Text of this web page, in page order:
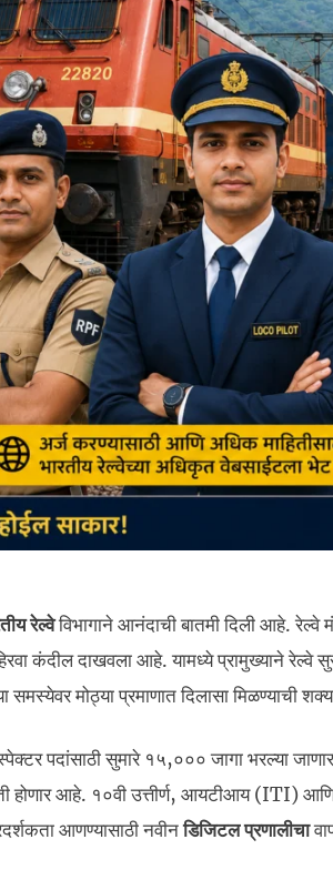
रेल्वेविभागाने आनंदाची बातमी दिली आहे. रेल्वे
कंदील दाखवला आहे. यामध्ये प्रामुख्याने रेल्वे
मोठ्या प्रमाणात दिलासा मिळण्याची
पदांसाठी सुमारे १५,००० जागा भरल्या
होणार आहे. १०वी उत्तीर्ण, आयटीआय (ITI)
आणण्यासाठी नवीनडिजिटल प्रणालीचा